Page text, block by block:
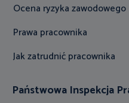
Ocena ryzyka zawodowego
Prawa pracownika
Jak zatrudnić pracownika
Państwowa Inspekcja